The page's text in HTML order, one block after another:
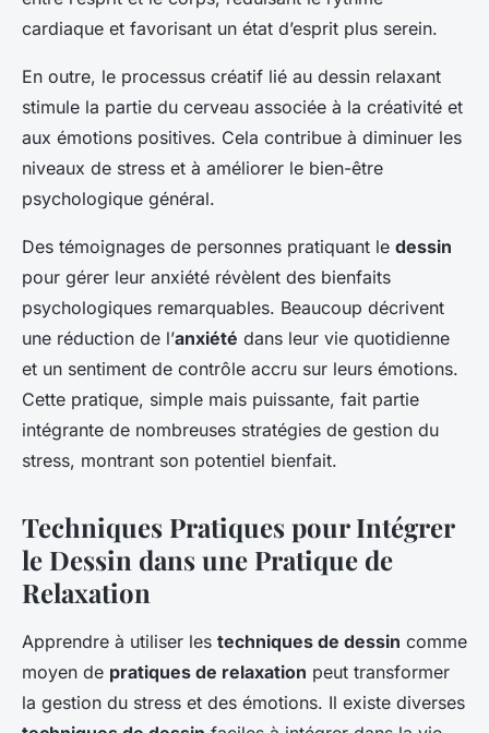
cardiaque et favorisant un état d’esprit plus serein.
En outre, le processus créatif lié au dessin relaxant
stimule la partie du cerveau associée à la créativité et
aux émotions positives. Cela contribue à diminuer les
niveaux de stress et à améliorer le bien-être
psychologique général.
Des témoignages de personnes pratiquant le dessin
pour gérer leur anxiété révèlent des bienfaits
psychologiques remarquables. Beaucoup décrivent
une réduction de l’anxiété dans leur vie quotidienne
et un sentiment de contrôle accru sur leurs émotions.
Cette pratique, simple mais puissante, fait partie
intégrante de nombreuses stratégies de gestion du
stress, montrant son potentiel bienfait.
Techniques Pratiques pour Intégrer
le Dessin dans une Pratique de
Relaxation
Apprendre à utiliser les techniques de dessin comme
moyen de pratiques de relaxation peut transformer
la gestion du stress et des émotions. Il existe diverses